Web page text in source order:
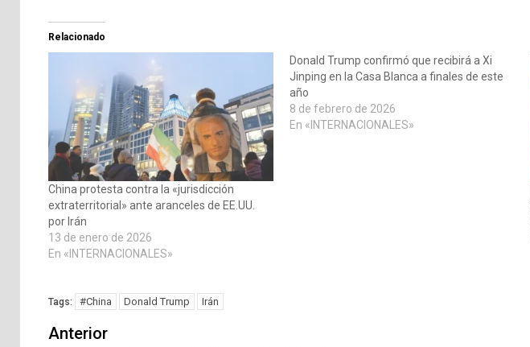
Relacionado
China protesta contra la «jurisdicción
extraterritorial» ante aranceles de EE.UU.
por Irán
13 de enero de 2026
En «INTERNACIONALES»
Donald Trump confirmó que recibirá a Xi
Jinping en la Casa Blanca a finales de este
año
8 de febrero de 2026
En «INTERNACIONALES»
Tags: #China Donald Trump Irán
Navegación
Anterior